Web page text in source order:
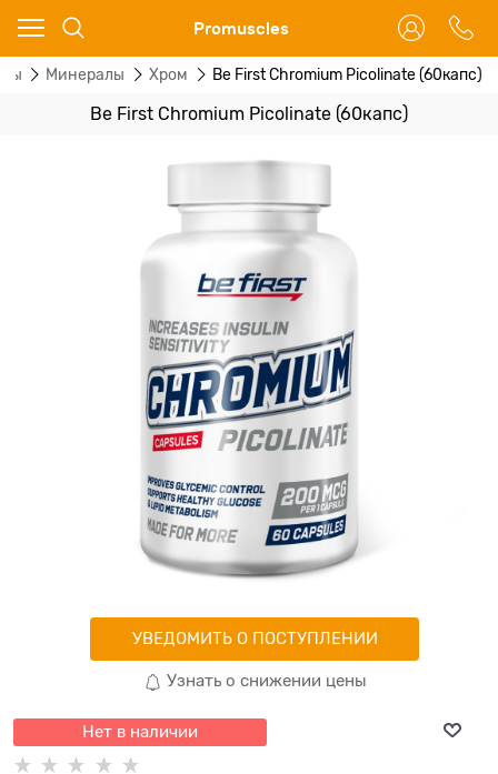
Promuscles
Минералы Хром Be First Chromium Picolinate (60капс)
Be First Chromium Picolinate (60капс)
УВЕДОМИТЬ О ПОСТУПЛЕНИИ
Узнать о снижении цены
Нет в наличии
Ваш город - Москва,
угадали?
ДА НЕТ